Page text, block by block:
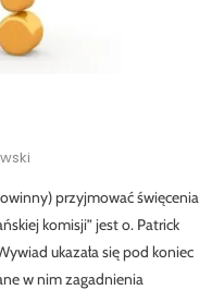
przyjmować święcenia
komisji” jest o. Patrick
ukazała się pod koniec
w nim zagadnienia